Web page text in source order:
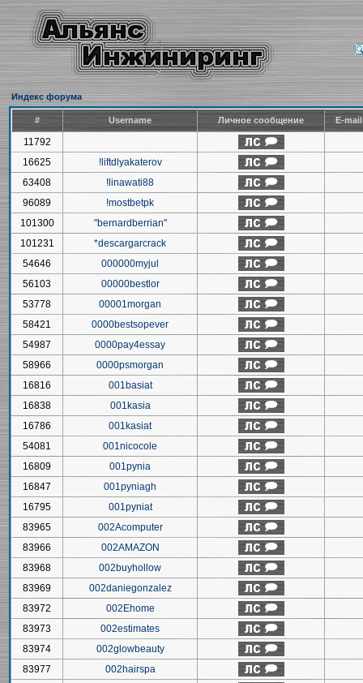
Индекс форума
# Username Личное сообщение E-
11792
16625
!liftdlyakaterov
63408
!linawati88
96089
!mostbetpk
101300
"bernardberrian"
101231
*descargarcrack
54646
000000myjul
56103
00000bestlor
53778
00001morgan
58421
0000bestsopever
54987
0000pay4essay
58966
0000psmorgan
16816
001basiat
16838
001kasia
16786
001kasiat
54081
001nicocole
16809
001pynia
16847
001pyniagh
16795
001pyniat
83965
002Acomputer
83966
002AMAZON
83968
002buyhollow
83969
002daniegonzalez
83972
002Ehome
83973
002estimates
83974
002glowbeauty
83977
002hairspa